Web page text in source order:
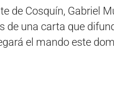
de Cosquín, Gabriel
de una carta que
el mando este